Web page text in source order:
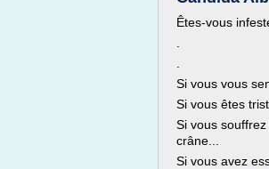
Êtes-vous
Si vous vous
Si vous êtes
Si vous
crâne...
Si vous avez